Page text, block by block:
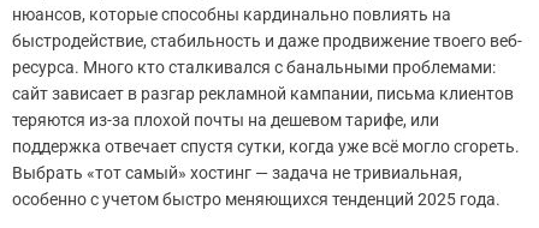
нюансов, которые способны кардинально повлиять на
быстродействие, стабильность и даже продвижение твоего веб-
ресурса. Много кто сталкивался с банальными проблемами:
сайт зависает в разгар рекламной кампании, письма клиентов
теряются из-за плохой почты на дешевом тарифе, или
поддержка отвечает спустя сутки, когда уже всё могло сгореть.
Выбрать «тот самый» хостинг — задача не тривиальная,
особенно с учетом быстро меняющихся тенденций 2025 года.